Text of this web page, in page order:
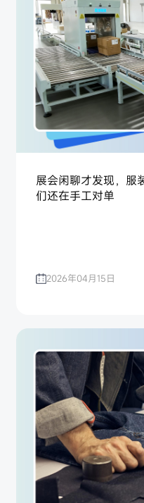
展会闲聊才发现，服
们还在手工对单
2026年04月15日